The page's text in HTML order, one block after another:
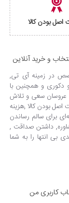
بودن کالا
و خرید آنلاین
در زمینه آی تی,
و دکوری و همچنین با
نو عروسان سعی و تلاش
اصل بودن کالا ,هزینه
برای سالم رساندن
داشتن صداقت ,
بی انتها را به شما
کاربری من